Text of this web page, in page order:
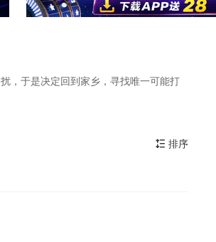
，于是决定回到家乡，寻找唯一可能打
 排序